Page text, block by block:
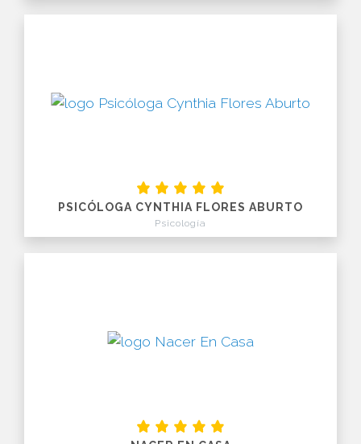
PSICÓLOGA CYNTHIA FLORES ABURTO
Psicología